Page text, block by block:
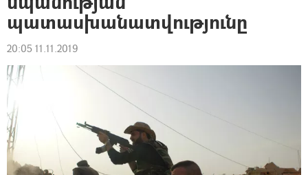
պատասխանատվությունը
20:05 11.11.2019